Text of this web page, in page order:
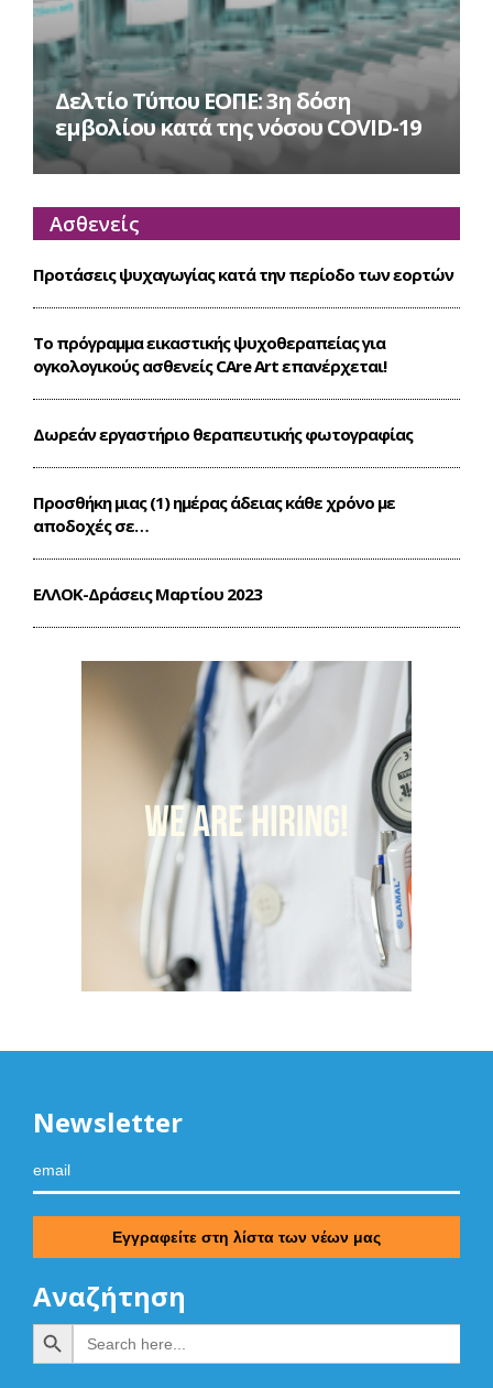
Δελτίο Τύπου ΕΟΠΕ: 3η δόση
εμβολίου κατά της νόσου COVID-19
Ασθενείς
Προτάσεις ψυχαγωγίας κατά την περίοδο των εορτών
Το πρόγραμμα εικαστικής ψυχοθεραπείας για
ογκολογικούς ασθενείς CΑre Art επανέρχεται!
Δωρεάν εργαστήριο θεραπευτικής φωτογραφίας
Προσθήκη μιας (1) ημέρας άδειας κάθε χρόνο με
αποδοχές σε…
ΕΛΛΟΚ-Δράσεις Mαρτίου 2023
Newsletter
Αναζήτηση
Search
for:
Search Button